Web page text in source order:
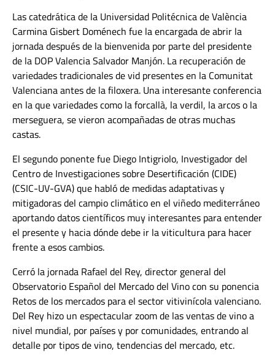
Las catedrática de la Universidad Politécnica de València
Carmina Gisbert Doménech fue la encargada de abrir la
jornada después de la bienvenida por parte del presidente
de la DOP Valencia Salvador Manjón. La recuperación de
variedades tradicionales de vid presentes en la Comunitat
Valenciana antes de la filoxera. Una interesante conferencia
en la que variedades como la forcallà, la verdil, la arcos o la
merseguera, se vieron acompañadas de otras muchas
castas.
El segundo ponente fue Diego Intigriolo, Investigador del
Centro de Investigaciones sobre Desertificación (CIDE)
(CSIC-UV-GVA) que habló de medidas adaptativas y
mitigadoras del campio climático en el viñedo mediterráneo
aportando datos científicos muy interesantes para entender
el presente y hacia dónde debe ir la viticultura para hacer
frente a esos cambios.
Cerró la jornada Rafael del Rey, director general del
Observatorio Español del Mercado del Vino con su ponencia
Retos de los mercados para el sector vitivinícola valenciano.
Del Rey hizo un espectacular zoom de las ventas de vino a
nivel mundial, por países y por comunidades, entrando al
detalle por tipos de vino, tendencias del mercado, etc.